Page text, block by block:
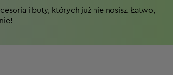
i buty, których już nie nosisz. Łatwo,